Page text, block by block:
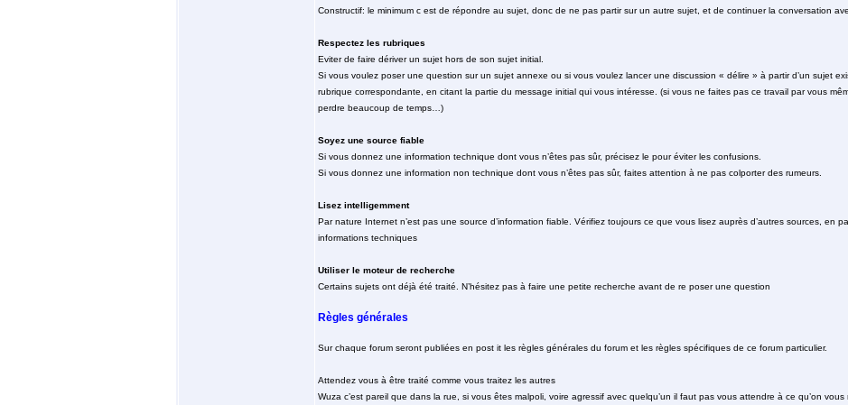
Constructif: le minimum c est de répondre au sujet, donc de ne pas partir sur un autre sujet, et de continuer la conversation
Respectez les rubriques
Eviter de faire dériver un sujet hors de son sujet initial.
Si vous voulez poser une question sur un sujet annexe ou si vous voulez lancer une discussion « délire » à partir d’un sujet
rubrique correspondante, en citant la partie du message initial qui vous intéresse. (si vous ne faites pas ce travail par vous
perdre beaucoup de temps…)
Soyez une source fiable
Si vous donnez une information technique dont vous n’êtes pas sûr, précisez le pour éviter les confusions.
Si vous donnez une information non technique dont vous n’êtes pas sûr, faites attention à ne pas colporter des rumeurs.
Lisez intelligemment
Par nature Internet n’est pas une source d’information fiable. Vérifiez toujours ce que vous lisez auprès d’autres sources, en
informations techniques
Utiliser le moteur de recherche
Certains sujets ont déjà été traité. N’hésitez pas à faire une petite recherche avant de re poser une question
Règles générales
Sur chaque forum seront publiées en post it les règles générales du forum et les règles spécifiques de ce forum particulier.
Attendez vous à être traité comme vous traitez les autres
Wuza c’est pareil que dans la rue, si vous êtes malpoli, voire agressif avec quelqu’un il faut pas vous attendre à ce qu’on